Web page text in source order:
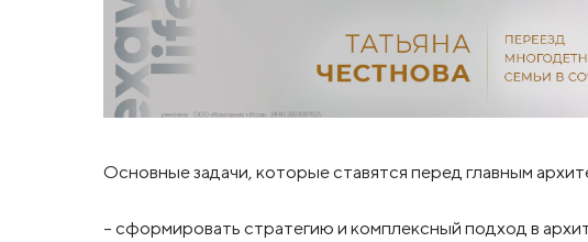
Основные задачи, которые ставятся перед главным
– сформировать стратегию и комплексный подход в